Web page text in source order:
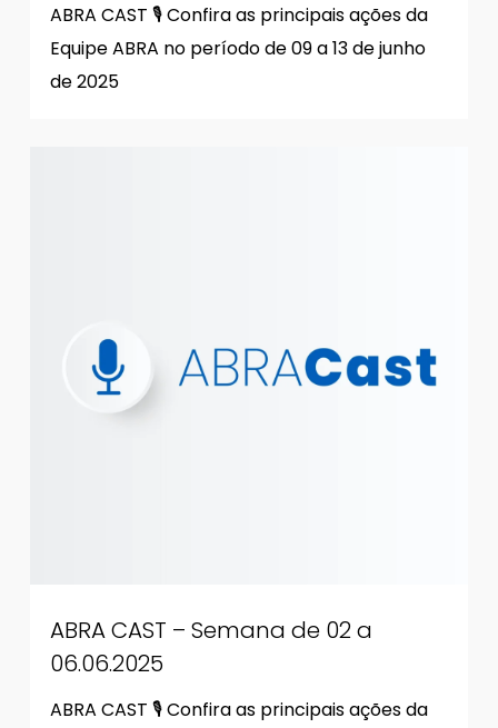
ABRA CAST 🎙 Confira as principais ações da
Equipe ABRA no período de 09 a 13 de junho
de 2025
ABRA CAST – Semana de 02 a
06.06.2025
ABRA CAST 🎙 Confira as principais ações da